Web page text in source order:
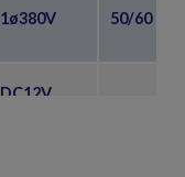
1ø380V 50/60
DC12V